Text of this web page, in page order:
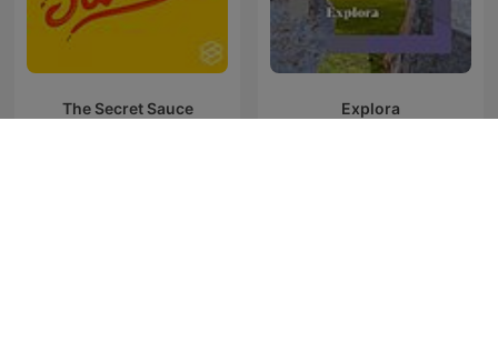
The Secret Sauce Explora